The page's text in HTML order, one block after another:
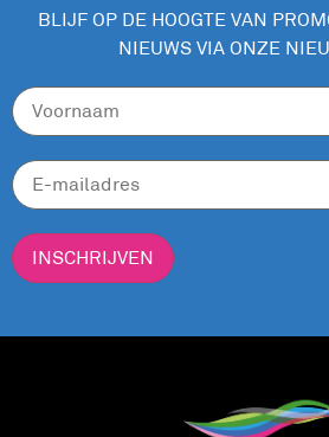
BLIJF OP DE HOOGTE VAN
NIEUWS VIA ONZE
INSCHRIJVEN